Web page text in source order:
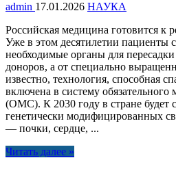
admin 17.01.2026 НАУКА
Российская медицина готовится к
Уже в этом десятилетии пациенты
необходимые органы для
доноров, а от специально
известно, технология, способная
включена в систему обязательного
(ОМС). К 2030 году в стране будет
генетически модифицированных
— почки, сердце, ...
Читать далее »